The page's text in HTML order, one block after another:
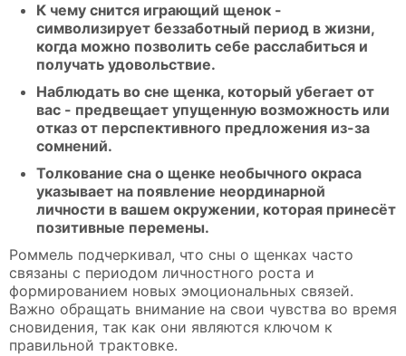
К чему снится играющий щенок -
символизирует беззаботный период в жизни,
когда можно позволить себе расслабиться и
получать удовольствие.
Наблюдать во сне щенка, который убегает от
вас - предвещает упущенную возможность или
отказ от перспективного предложения из-за
сомнений.
Толкование сна о щенке необычного окраса
указывает на появление неординарной
личности в вашем окружении, которая принесёт
позитивные перемены.
Роммель подчеркивал, что сны о щенках часто
связаны с периодом личностного роста и
формированием новых эмоциональных связей.
Важно обращать внимание на свои чувства во время
сновидения, так как они являются ключом к
правильной трактовке.